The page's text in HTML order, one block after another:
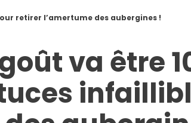
retirer l’amertume des aubergines !
va être